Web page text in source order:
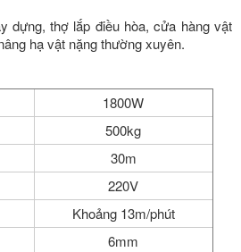
dựng, thợ lắp điều hòa, cửa hàng vật
hạ vật nặng thường xuyên.
1800W
500kg
30m
220V
Khoảng 13m/phút
6mm